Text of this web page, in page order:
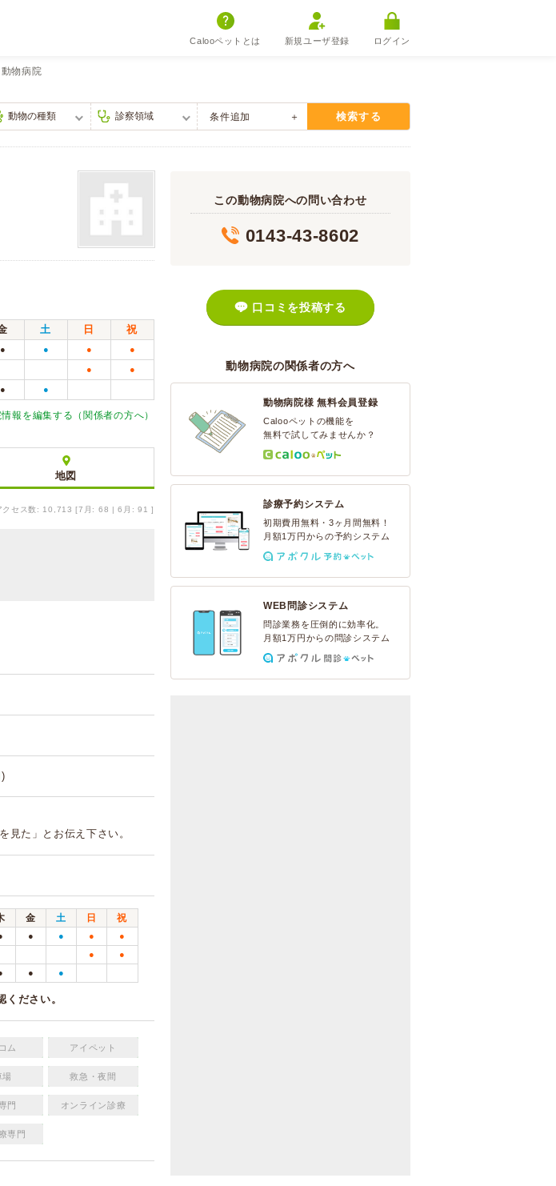
Calooペットとは 新規ユーザ登録 ログイン
物病院
条件追加 検索する
土 日
祝
● ● ● ●
● ●
● ●
報を編集する（関係者の方へ）
地図
クセス数: 10,713 [7月: 68 | 6月: 91 ]
)
た」とお伝え下さい。
金 土 日
祝
● ● ● ●
● ●
● ●
ださい。
ム アイペット
場 救急・夜間
門 オンライン診療
専門
この動物病院への問い合わせ
0143-43-8602
口コミを投稿する
動物病院の関係者の方へ
動物病院様 無料会員登録
Calooペットの機能を
無料で試してみませんか？
診療予約システム
初期費用無料・3ヶ月間無料！
月額1万円からの予約システム
WEB問診システム
問診業務を圧倒的に効率化。
月額1万円からの問診システム